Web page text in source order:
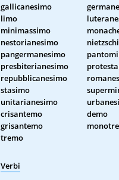
gallicanesimo
limo
minimassimo
nestorianesimo
pangermanesimo
presbiterianesimo
repubblicanesimo
stasimo
unitarianesimo
crisantemo
demo
grisantemo
tremo
Verbi